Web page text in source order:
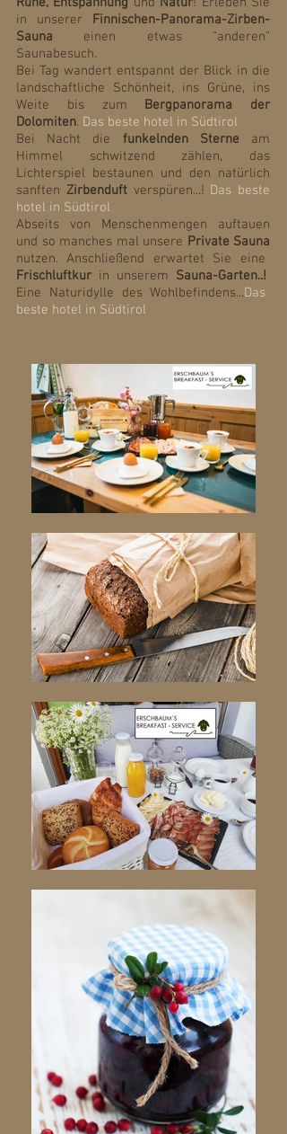
in unserer Finnischen-Panorama-Zirben-
Sauna einen etwas "anderen"
Saunabesuch.
Bei Tag wandert entspannt der Blick in die
landschaftliche Schönheit,
ins Grüne, ins
Weite bis zum Bergpanorama der
Dolomiten. Das beste hotel in Südtirol
Bei Nacht die funkelnden Sterneam
Himmel schwitzend zählen, das
Lichterspiel bestaunen und den natürlich
sanften Zirbenduft verspüren...! Das beste
hotel in Südtirol
Abseits von Menschenmengen auftauen
und so manches mal unsere Private Sauna
nutzen. Anschließend erwartet Sie eine
Frischluftkur in unserem Sauna-Garten..!
Eine Naturidylle des Wohlbefindens...Das
beste hotel in Südtirol